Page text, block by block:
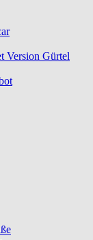
Version Gürtel